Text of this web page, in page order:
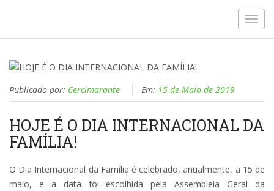
Publicado por: Cercimarante Em: 15 de Maio de 2019
HOJE É O DIA INTERNACIONAL DA
FAMÍLIA!
O Dia Internacional da Família é celebrado, anualmente, a 15 de
maio, e a data foi escolhida pela Assembleia Geral da